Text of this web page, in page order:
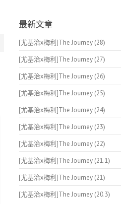
最新文章
[尤基治x梅利]The Journey (28)
[尤基治x梅利]The Journey (27)
[尤基治x梅利]The Journey (26)
[尤基治x梅利]The Journey (25)
[尤基治x梅利]The Journey (24)
[尤基治x梅利]The Journey (23)
[尤基治x梅利]The Journey (22)
[尤基治x梅利]The Journey (21.1)
[尤基治x梅利]The Journey (21)
[尤基治x梅利]The Journey (20.3)